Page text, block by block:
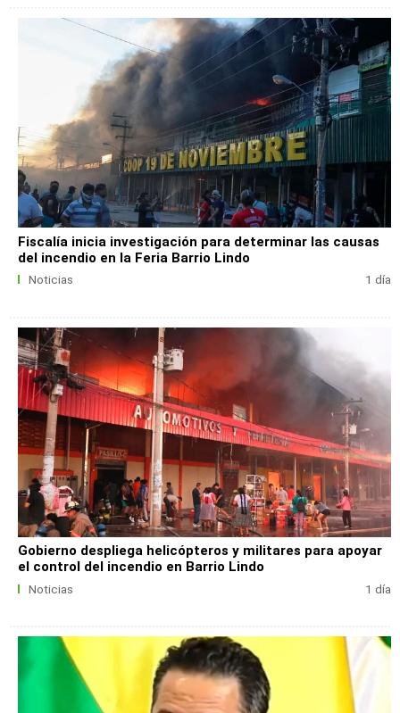
Fiscalía inicia investigación para determinar las causas
del incendio en la Feria Barrio Lindo
Noticias 1 día
Gobierno despliega helicópteros y militares para apoyar
el control del incendio en Barrio Lindo
Noticias 1 día